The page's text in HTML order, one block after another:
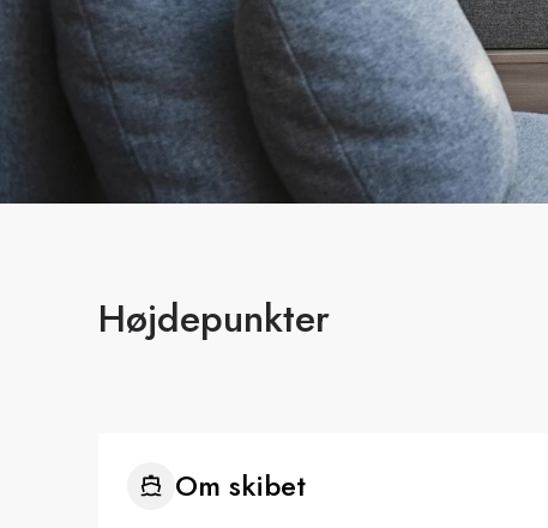
Højdepunkter
Om skibet